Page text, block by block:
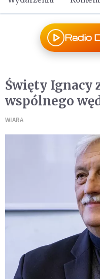
Radio
Święty Ignacy
wspólnego
WIARA